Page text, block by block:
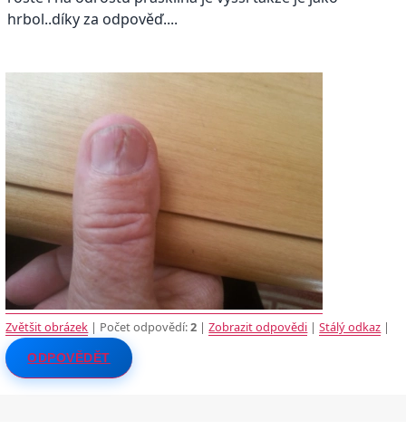
hrbol..díky za odpověď....
Zvětšit obrázek | Počet odpovědí:2 |Zobrazit odpovědi |Stálý odkaz |
ODPOVĚDĚT